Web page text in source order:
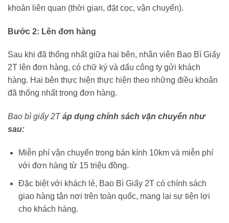
khoản liên quan (thời gian, đặt cọc, vận chuyển).
Bước 2: Lên đơn hàng
Sau khi đã thống nhất giữa hai bên, nhân viên Bao Bì Giấy
2T lên đơn hàng, có chữ ký và dấu công ty gửi khách
hàng. Hai bên thực hiện thực hiện theo những điều khoản
đã thống nhất trong đơn hàng.
Bao bì giấy 2Táp dụng chính sách vận chuyển như
sau:
Miễn phí vận chuyển trong bán kính 10km và miễn phí
với đơn hàng từ 15 triệu đồng.
Đặc biệt với khách lẻ, Bao Bì Giấy 2T có chính sách
giao hàng tận nơi trên toàn quốc, mang lại sự tiện lợi
cho khách hàng.